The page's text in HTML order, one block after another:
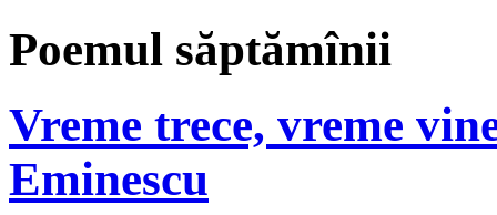
Poemul săptămînii
Vreme trece, vreme
Eminescu